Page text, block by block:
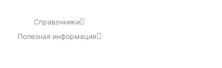
Справочники
Полезная информация